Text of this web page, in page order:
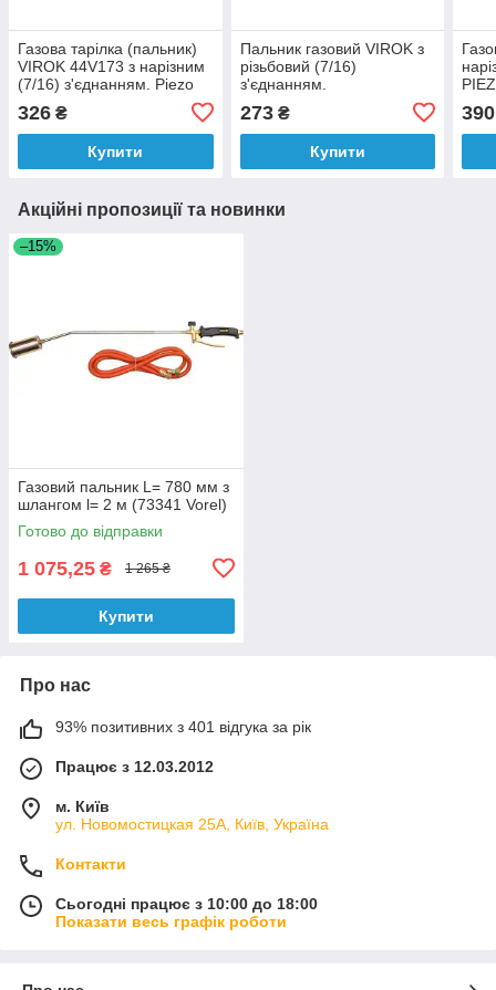
Газова тарілка (пальник)
VIROK 44V173 з нарізним
(7/16) з'єднанням. Piezo
326 ₴
Купити
Пальник газовий VIROK з
різьбовий (7/16)
з'єднанням.
273₴
Купити
390
Акційні пропозиції та новинки
–15%
Газовий пальник L= 780 мм з
шлангом l= 2 м (73341 Vorel)
Готово до відправки
1 075,25 ₴ 1 265 ₴
Купити
Про нас
93% позитивних з 401 відгука за рік
Працює з 12.03.2012
м. Київ
ул. Новомостицкая 25А, Київ, Україна
Контакти
Сьогодні працює з 10:00 до 18:00
Показати весь графік роботи